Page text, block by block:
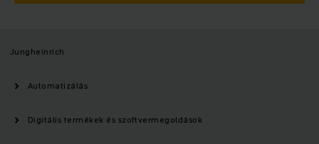
Jungheinrich
Automatizálás
Digitális termékek és szoftvermegoldások